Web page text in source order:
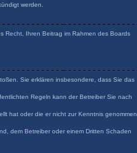
werden.
Recht, Ihren Beitrag im Rahmen des Boards
Sie erklären insbesondere, dass Sie das
Regeln kann der Betreiber Sie nach
hat oder die er nicht zur Kenntnis genommen
dem Betreiber oder einem Dritten Schaden